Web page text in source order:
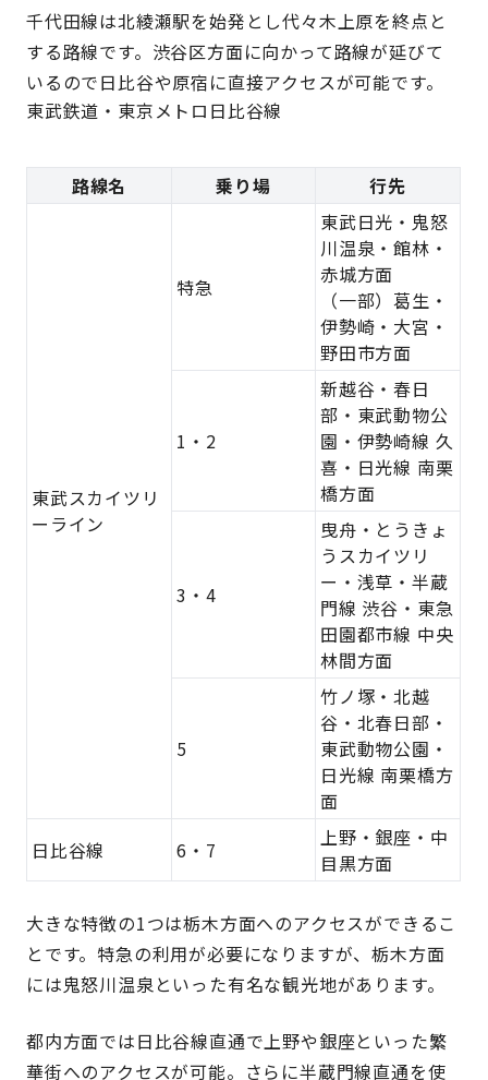
千代田線は北綾瀬駅を始発とし代々木上原を終点と
する路線です。渋谷区方面に向かって路線が延びて
いるので日比谷や原宿に直接アクセスが可能です。
東武鉄道・東京メトロ日比谷線
路線名 乗り場 行先
東武スカイツリ
ーライン
特急
東武日光・鬼怒
川温泉・館林・
赤城方面
（一部）葛生・
伊勢崎・大宮・
野田市方面
1・2
新越谷・春日
部・東武動物公
園・伊勢崎線 久
喜・日光線 南栗
橋方面
3・4
曳舟・とうきょ
うスカイツリ
ー・浅草・半蔵
門線 渋谷・東急
田園都市線 中央
林間方面
5
竹ノ塚・北越
谷・北春日部・
東武動物公園・
日光線 南栗橋方
面
日比谷線
6・7
上野・銀座・中
目黒方面
大きな特徴の1つは栃木方面へのアクセスができるこ
とです。特急の利用が必要になりますが、栃木方面
には鬼怒川温泉といった有名な観光地があります。
都内方面では日比谷線直通で上野や銀座といった繁
華街へのアクセスが可能。さらに半蔵門線直通を使